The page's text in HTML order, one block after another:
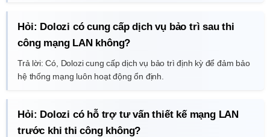
Hỏi: Dolozi có cung cấp dịch vụ bảo trì sau thi
công mạng LAN không?
Trả lời: Có, Dolozi cung cấp dịch vụ bảo trì định kỳ để đảm bảo
hệ thống mạng luôn hoạt động ổn định.
Hỏi: Dolozi có hỗ trợ tư vấn thiết kế mạng LAN
trước khi thi công không?